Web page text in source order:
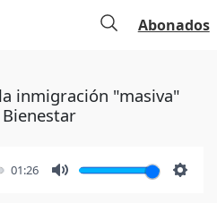
Abonados
inmigración "masiva"
01:26